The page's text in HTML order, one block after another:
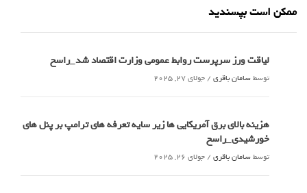
ممکن است بپسندید
لیاقت ورز سرپرست روابط عمومی وزارت اقتصاد شد_راسخ
توسطسامان باقری / جولای 27, 2025
هزینه بالای برق آمریکایی ها زیر سایه تعرفه های ترامپ بر پنل های
خورشیدی_راسخ
توسطسامان باقری / جولای 26, 2025